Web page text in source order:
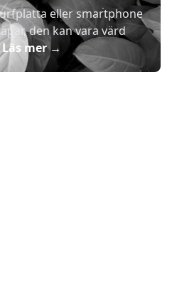
eller smartphone
den kan vara värd
Läs mer→